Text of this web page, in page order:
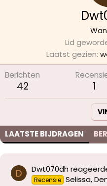
Lid
Laatst gezien
Berichten
42 1
LAATSTE BIJDRAGEN
D Dwt070dh
Recensie Selissa,